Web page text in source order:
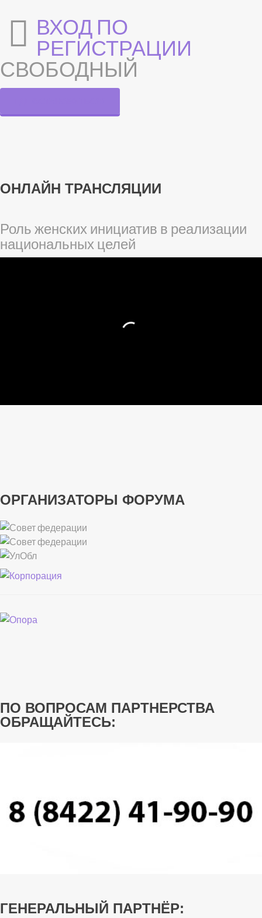
ВХОД ПО
РЕГИСТРАЦИИ
СВОБОДНЫЙ
ОНЛАЙН ТРАНСЛЯЦИИ
Роль женских инициатив в реализации
национальных целей
ОРГАНИЗАТОРЫ ФОРУМА
ПО ВОПРОСАМ ПАРТНЕРСТВА
ОБРАЩАЙТЕСЬ:
ГЕНЕРАЛЬНЫЙ ПАРТНЁР: